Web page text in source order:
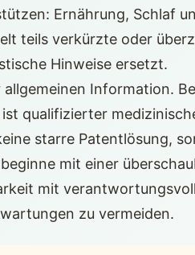
Ernährung, Schlaf
teils verkürzte oder
Hinweise ersetzt.
Information.
qualifizierter
starre Patentlösung,
mit einer
mit
zu vermeiden.